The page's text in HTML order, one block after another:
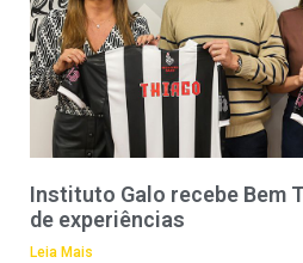
Instituto Galo recebe Bem
de experiências
Leia Mais